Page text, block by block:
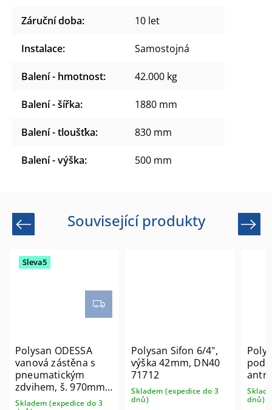
Záruční doba: 10 let
Instalace: Samostojná
Balení - hmotnost: 42.000 kg
Balení - šířka: 1880 mm
Balení - tloušťka: 830 mm
Balení - výška: 500 mm
Související produkty
Previous
Sleva5
Polysan ODESSA
vanová zástěna s
pneumatickým
zdvihem, š. 970mm,
stříbrná, čiré sklo
Skladem (expedice do 3
Polysan Sifon 6/4",
výška 42mm, DN40
71712
Skladem (expedice do 3
dnů)
dnů)
Next